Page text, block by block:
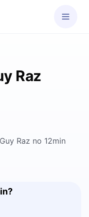
Raz
Raz no 12min